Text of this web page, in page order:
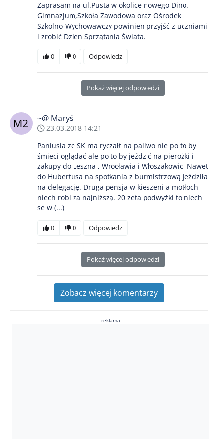
Zaprasam na ul.Pusta w okolice nowego Dino.
Gimnazjum,Szkoła Zawodowa oraz Ośrodek
Szkolno-Wychowawczy powinien przyjść z uczniami
i zrobić Dzien Sprzątania Świata.
0 0 Odpowiedz
Pokaż więcej odpowiedzi
~@ Maryś
23.03.2018 14:21
Paniusia ze SK ma ryczałt na paliwo nie po to by
śmieci oglądać ale po to by jeździć na pierożki i
zakupy do Leszna , Wrocławia i Włoszakowic. Nawet
do Hubertusa na spotkania z burmistrzową jeździła
na delegację. Druga pensja w kieszeni a motłoch
niech robi za najniższą. 20 zeta podwyżki to niech
se w (...)
0 0 Odpowiedz
Pokaż więcej odpowiedzi
Zobacz więcej komentarzy
reklama